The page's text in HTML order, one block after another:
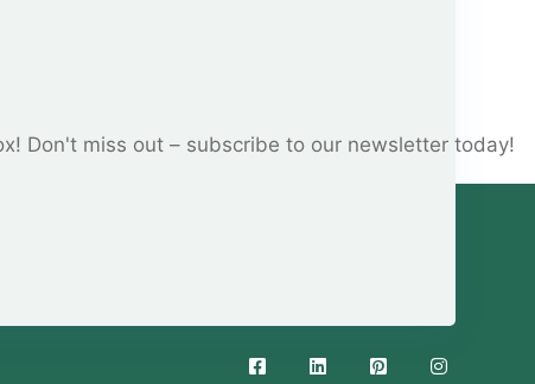
Don't miss out – subscribe to our newsletter today!